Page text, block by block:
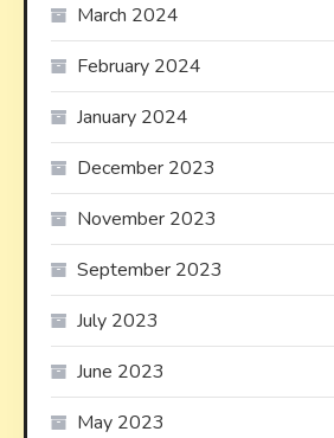
March 2024
February 2024
January 2024
December 2023
November 2023
September 2023
July 2023
June 2023
May 2023